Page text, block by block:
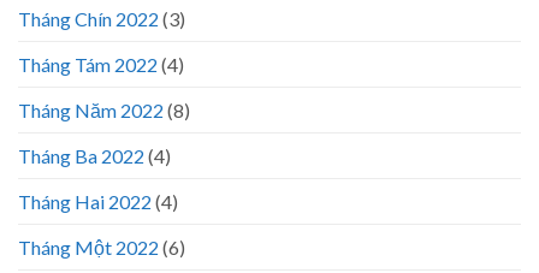
Tháng Chín 2022 (3)
Tháng Tám 2022 (4)
Tháng Năm 2022 (8)
Tháng Ba 2022 (4)
Tháng Hai 2022 (4)
Tháng Một 2022 (6)